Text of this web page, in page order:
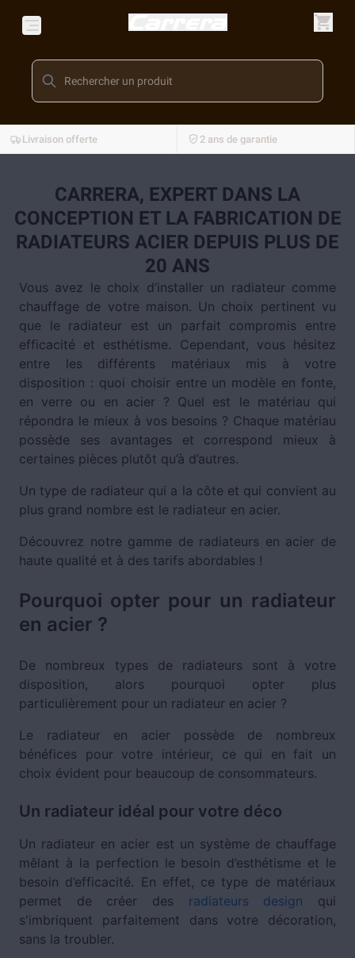
Livraison offerte 2 ans de garantie
CARRERA, EXPERT DANS LA
CONCEPTION ET LA FABRICATION DE
RADIATEURS ACIER DEPUIS PLUS DE
20 ANS
Vous avez le choix d’installer un radiateur comme
chauffage de votre maison. Un choix pertinent vu
que le radiateur est un parfait compromis entre
efficacité et esthétisme. Cependant, vous hésitez
entre les différents matériaux mis à votre
disposition : quoi choisir entre un modèle en fonte,
en verre ou en acier ? Quel est le matériau qui
répondra le mieux à vos besoins ? Chaque matériau
possède ses avantages et correspond mieux à
certaines pièces plutôt qu’à d’autres.
Un type de radiateur qui a la côte et qui convient au
plus grand nombre est le radiateur en acier.
Découvrez notre gamme de radiateurs en acier de
haute qualité et à des tarifs abordables !
Pourquoi opter pour un radiateur
en acier ?
De nombreux types de radiateurs sont à votre
disposition, alors pourquoi opter plus
particulièrement pour un radiateur en acier ?
Le radiateur en acier possède de nombreux
bénéfices pour votre intérieur, ce qui en fait un
choix évident pour beaucoup de consommateurs.
Un radiateur idéal pour votre déco
Un radiateur en acier est un système de chauffage
mêlant à la perfection le besoin d’esthétisme et le
besoin d’efficacité. En effet, ce type de matériaux
permet de créer des radiateurs design qui
s'imbriquent parfaitement dans votre décoration,
sans la troubler.